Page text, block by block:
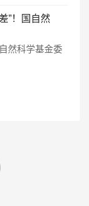
”！国自然
然科学基金委